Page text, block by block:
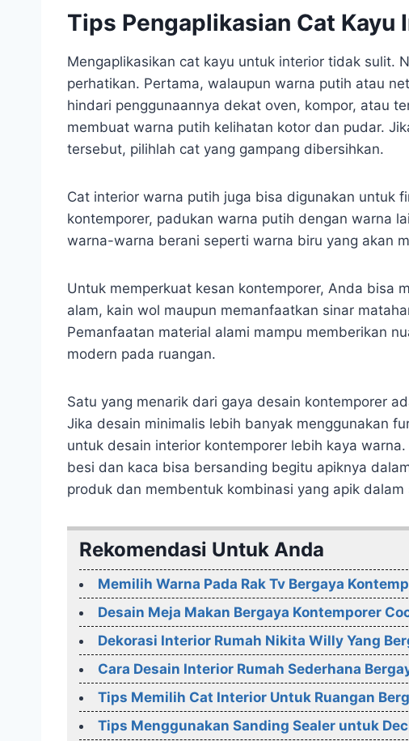
Tips Pengaplikasian Cat Kayu
Mengaplikasikan cat kayu untuk interior tidak sulit.
perhatikan. Pertama, walaupun warna putih atau
hindari penggunaannya dekat oven, kompor, atau
membuat warna putih kelihatan kotor dan pudar.
tersebut, pilihlah cat yang gampang dibersihkan.
Cat interior warna putih juga bisa digunakan untuk
kontemporer, padukan warna putih dengan warna
warna-warna berani seperti warna biru yang akan
Untuk memperkuat kesan kontemporer, Anda bisa
alam, kain wol maupun memanfaatkan sinar
Pemanfaatan material alami mampu memberikan
modern pada ruangan.
Satu yang menarik dari gaya desain kontemporer
Jika desain minimalis lebih banyak menggunakan
untuk desain interior kontemporer lebih kaya
besi dan kaca bisa bersanding begitu apiknya
produk dan membentuk kombinasi yang apik dalam
Rekomendasi Untuk Anda
Memilih Warna Pada Rak Tv Bergaya
Desain Meja Makan Bergaya Kontemporer
Dekorasi Interior Rumah Nikita Willy Yang
Cara Desain Interior Rumah Sederhana
Tips Memilih Cat Interior Untuk Ruangan
Tips Menggunakan Sanding Sealer untuk